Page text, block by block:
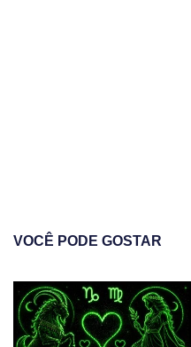
VOCÊ PODE GOSTAR